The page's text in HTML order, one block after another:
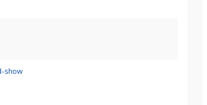
show